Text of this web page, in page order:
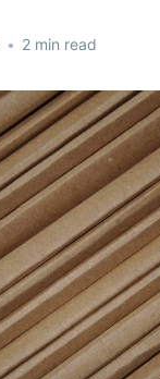
• 2 min read